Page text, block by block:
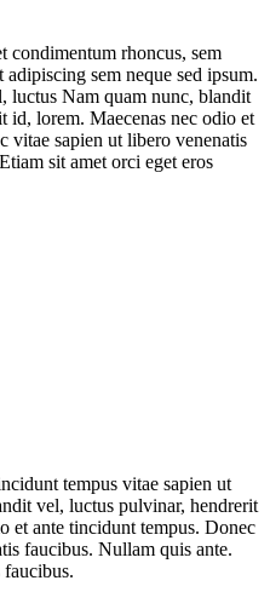
condimentum rhoncus, sem
sem neque sed ipsum.
luctus Nam quam nunc, blandit
id, lorem. Maecenas nec odio et
vitae sapien ut libero venenatis
sit amet orci eget eros
tempus vitae sapien ut
vel, luctus pulvinar, hendrerit
et ante tincidunt tempus. Donec
faucibus. Nullam quis ante.
faucibus.